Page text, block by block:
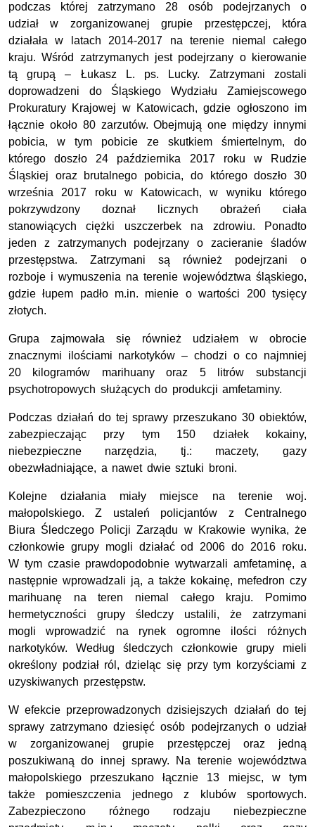
podczas której zatrzymano 28 osób podejrzanych o
udział w zorganizowanej grupie przestępczej, która
działała w latach 2014-2017 na terenie niemal całego
kraju. Wśród zatrzymanych jest podejrzany o kierowanie
tą grupą – Łukasz L. ps. Lucky. Zatrzymani zostali
doprowadzeni do Śląskiego Wydziału Zamiejscowego
Prokuratury Krajowej w Katowicach, gdzie ogłoszono im
łącznie około 80 zarzutów. Obejmują one między innymi
pobicia, w tym pobicie ze skutkiem śmiertelnym, do
którego doszło 24 października 2017 roku w Rudzie
Śląskiej oraz brutalnego pobicia, do którego doszło 30
września 2017 roku w Katowicach, w wyniku którego
pokrzywdzony doznał licznych obrażeń ciała
stanowiących ciężki uszczerbek na zdrowiu. Ponadto
jeden z zatrzymanych podejrzany o zacieranie śladów
przestępstwa. Zatrzymani są również podejrzani o
rozboje i wymuszenia na terenie województwa śląskiego,
gdzie łupem padło m.in. mienie o wartości 200 tysięcy
złotych.
Grupa zajmowała się również udziałem w obrocie
znacznymi ilościami narkotyków – chodzi o co najmniej
20 kilogramów marihuany oraz 5 litrów substancji
psychotropowych służących do produkcji amfetaminy.
Podczas działań do tej sprawy przeszukano 30 obiektów,
zabezpieczając przy tym 150 działek kokainy,
niebezpieczne narzędzia, tj.: maczety, gazy
obezwładniające, a nawet dwie sztuki broni.
Kolejne działania miały miejsce na terenie woj.
małopolskiego. Z ustaleń policjantów z Centralnego
Biura Śledczego Policji Zarządu w Krakowie wynika, że
członkowie grupy mogli działać od 2006 do 2016 roku.
W tym czasie prawdopodobnie wytwarzali amfetaminę, a
następnie wprowadzali ją, a także kokainę, mefedron czy
marihuanę na teren niemal całego kraju. Pomimo
hermetyczności grupy śledczy ustalili, że zatrzymani
mogli wprowadzić na rynek ogromne ilości różnych
narkotyków. Według śledczych członkowie grupy mieli
określony podział ról, dzieląc się przy tym korzyściami z
uzyskiwanych przestępstw.
W efekcie przeprowadzonych dzisiejszych działań do tej
sprawy zatrzymano dziesięć osób podejrzanych o udział
w zorganizowanej grupie przestępczej oraz jedną
poszukiwaną do innej sprawy. Na terenie województwa
małopolskiego przeszukano łącznie 13 miejsc, w tym
także pomieszczenia jednego z klubów sportowych.
Zabezpieczono różnego rodzaju niebezpieczne